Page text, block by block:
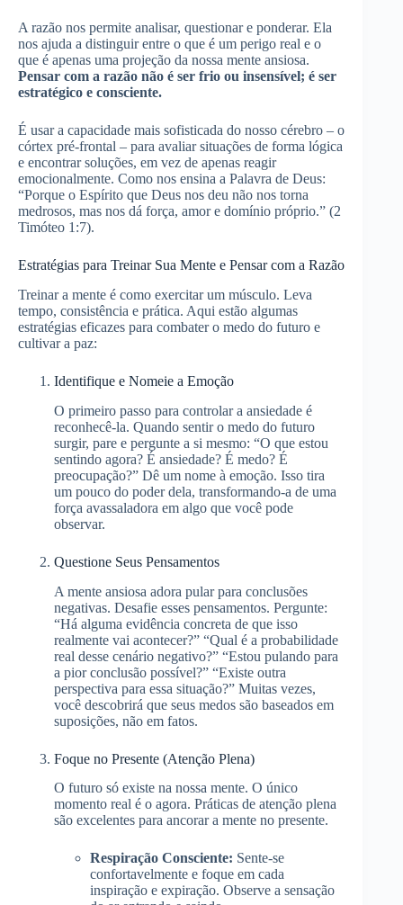
A razão nos permite analisar, questionar e ponderar. Ela
nos ajuda a distinguir entre o que é um perigo real e o
que é apenas uma projeção da nossa mente ansiosa.
Pensar com a razão não é ser frio ou insensível; é ser
estratégico e consciente.
É usar a capacidade mais sofisticada do nosso cérebro – o
córtex pré-frontal – para avaliar situações de forma lógica
e encontrar soluções, em vez de apenas reagir
emocionalmente. Como nos ensina a Palavra de Deus:
“Porque o Espírito que Deus nos deu não nos torna
medrosos, mas nos dá força, amor e domínio próprio.” (2
Timóteo 1:7).
Estratégias para Treinar Sua Mente e Pensar com a Razão
Treinar a mente é como exercitar um músculo. Leva
tempo, consistência e prática. Aqui estão algumas
estratégias eficazes para combater o medo do futuro e
cultivar a paz:
Identifique e Nomeie a Emoção
O primeiro passo para controlar a ansiedade é
reconhecê-la. Quando sentir o medo do futuro
surgir, pare e pergunte a si mesmo: “O que estou
sentindo agora? É ansiedade? É medo? É
preocupação?” Dê um nome à emoção. Isso tira
um pouco do poder dela, transformando-a de uma
força avassaladora em algo que você pode
observar.
Questione Seus Pensamentos
A mente ansiosa adora pular para conclusões
negativas. Desafie esses pensamentos. Pergunte:
“Há alguma evidência concreta de que isso
realmente vai acontecer?” “Qual é a probabilidade
real desse cenário negativo?” “Estou pulando para
a pior conclusão possível?” “Existe outra
perspectiva para essa situação?” Muitas vezes,
você descobrirá que seus medos são baseados em
suposições, não em fatos.
Foque no Presente (Atenção Plena)
O futuro só existe na nossa mente. O único
momento real é o agora. Práticas de atenção plena
são excelentes para ancorar a mente no presente.
Respiração Consciente: Sente-se
confortavelmente e foque em cada
inspiração e expiração. Observe a sensação